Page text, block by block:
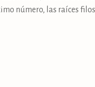
número, las raíces